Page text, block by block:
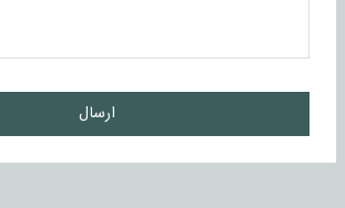
ارسال